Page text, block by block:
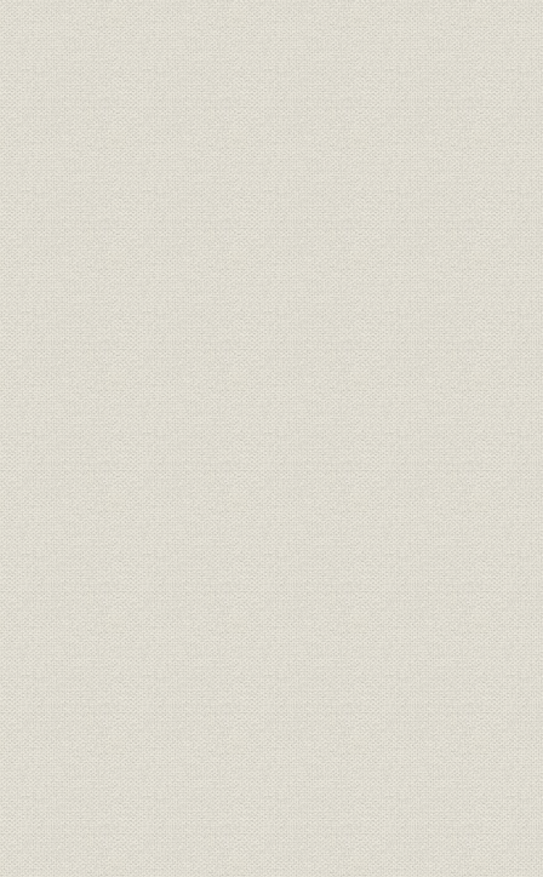
第五編 船舶
第一章 当社所有航洋船の増減
第二章 当社所有各船別要項
第三章 当社現在所有船の優秀設備一斑
第四章 海難
第六編 制度
第一章 定款
第二章 業務施行規定の沿革
第三章 支店・出張所・及び代理店
第七編 役員
第一章 取締役及び監査役
第二章 陸海使用人
第三章 本店各部・課長、各支店・出張所長、及び各係長、監督氏名
第四章 十五箇年以上在職船長・機関長氏名
第八編 当社従業員の福祉増進及び養成
第一章 従業員の福祉増進
第二章 当社の海員養成
第九編 出資関係会社